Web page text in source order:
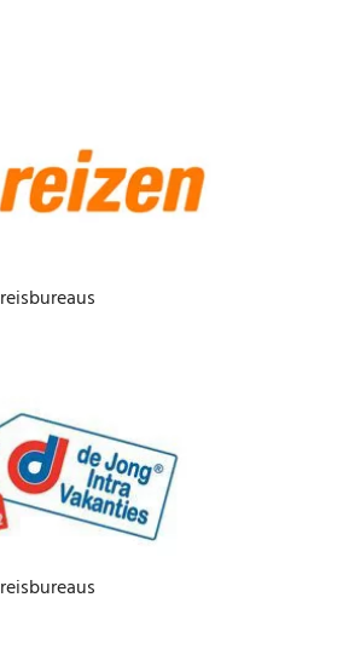
reisbureaus
reisbureaus